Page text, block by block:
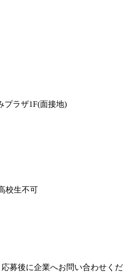
プラザ1F(面接地)
校生不可
募後に企業へお問い合わせくだ